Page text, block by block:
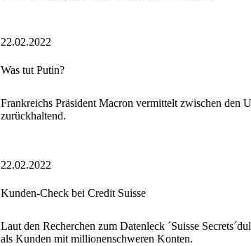
22.02.2022
Was tut Putin?
Frankreichs Präsident Macron vermittelt zwischen den
zurückhaltend.
22.02.2022
Kunden-Check bei Credit Suisse
Laut den Recherchen zum Datenleck ´Suisse
als Kunden mit millionenschweren Konten.